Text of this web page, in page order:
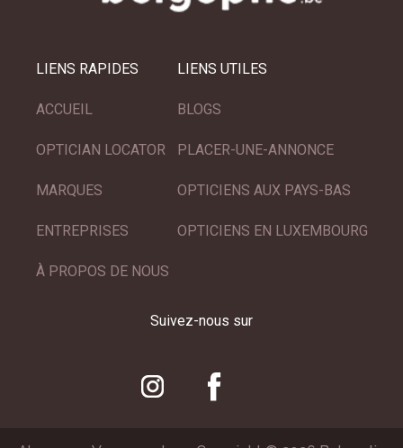
LIENS RAPIDES
ACCUEIL
OPTICIAN LOCATOR
MARQUES
ENTREPRISES
À PROPOS DE NOUS
LIENS UTILES
BLOGS
PLACER-UNE-ANNONCE
OPTICIENS AUX PAYS-BAS
OPTICIENS EN LUXEMBOURG
Suivez-nous sur